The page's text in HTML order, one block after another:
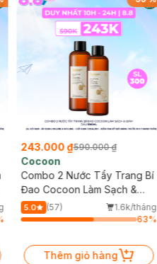
243.000 ₫590.000 ₫
Cocoon
Combo 2 Nước Tẩy Trang Bí
Đao Cocoon Làm Sạch &
Giảm Dầu 500ml
5.0 (57)
1.6k/tháng
63%
Thêm giỏ hàng